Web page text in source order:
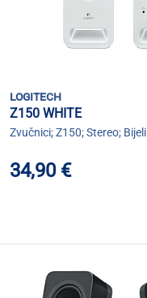
logitech
Z150 WHITE
Zvučnici; Z150; Stereo; Bijeli
34,90 €